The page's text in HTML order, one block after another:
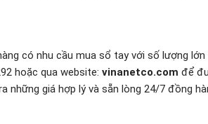
có nhu cầu mua sổ tay với số lượng lớn
hoặc qua website: vinanetco.com để
những giá hợp lý và sẵn lòng 24/7 đồng